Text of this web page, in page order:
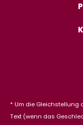
* Um die Gleichstellung
Text (wenn das